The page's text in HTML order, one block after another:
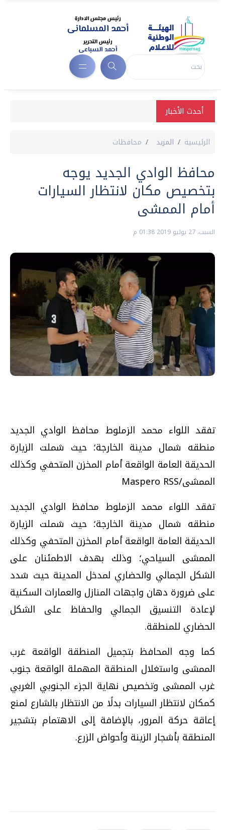
أحدث الأخبار
الرئيسية المزيد محافظات
محافظ الوادي الجديد يوجه
بتخصيص مكان لانتظار السيارات
أمام الممشى
السبت، 27 يوليو 2019 01:38 م
تفقد اللواء محمد الزملوط محافظ الوادي الجديد
منطقه شمال مدينة الخارجة؛ حيث شملت الزيارة
الحديقة العامة الواقعة أمام المخزن المتحفي وكذلك
الممشى/Maspero RSS
تفقد اللواء محمد الزملوط محافظ الوادي الجديد
منطقه شمال مدينة الخارجة؛ حيث شملت الزيارة
الحديقة العامة الواقعة أمام المخزن المتحفي وكذلك
الممشى السياحي؛ وذلك بهدف الاطمئنان على
الشكل الجمالي والحضاري لمدخل المدينة حيث شدد
على ضرورة دهان واجهات المنازل والعمارات السكنية
لإعادة التنسيق الجمالي والحفاظ على الشكل
الحضاري للمنطقة.
كما وجه المحافظ بتجميل المنطقة الواقعة غرب
الممشى واستغلال المنطقة المهملة الواقعة جنوب
غرب الممشى وتخصيص نهاية الجزء الجنوبي الغربي
كمكان لانتظار السيارات بدلًا من الانتظار بالشارع لمنع
إعاقة حركة المرور، بالإضافة إلى الاهتمام بتشجير
المنطقة بأشجار الزينة وأحواض الزرع.